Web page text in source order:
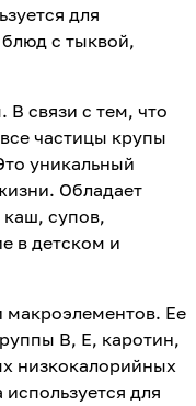
для
с тыквой,
связи с тем, что
частицы крупы
уникальный
Обладает
каш, супов,
в детском и
Ее
В, Е, каротин,
низкокалорийных
для